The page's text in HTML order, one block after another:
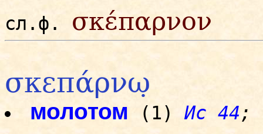
сл.ф. σκέπαρνον
σκεπάρνω̣
молотом (1) Ис 44;